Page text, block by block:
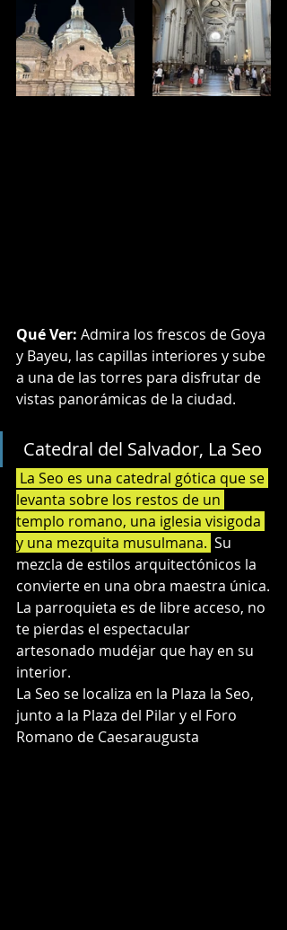
Qué Ver: Admira los frescos de Goya
y Bayeu, las capillas interiores y sube
a una de las torres para disfrutar de
vistas panorámicas de la ciudad.
Catedral del Salvador, La Seo
levanta sobre los restos de un
templo romano, una iglesia visigoda
y una mezquita musulmana. Su
mezcla de estilos arquitectónicos la
convierte en una obra maestra única.
La parroquieta es de libre acceso, no
te pierdas el espectacular
artesonado mudéjar que hay en su
interior.
La Seo se localiza en la Plaza la Seo,
junto a la Plaza del Pilar y el Foro
Romano de Caesaraugusta